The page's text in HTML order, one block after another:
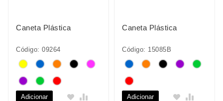
Caneta Plástica
Código: 09264
Adicionar
Caneta Plástica
Código: 15085B
Adicionar